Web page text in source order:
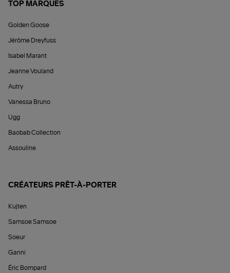
TOP MARQUES
Golden Goose
Jérôme Dreyfuss
Isabel Marant
Jeanne Vouland
Autry
Vanessa Bruno
Ugg
Baobab Collection
Assouline
CRÉATEURS PRÊT-À-PORTER
Kujten
Samsoe Samsoe
Soeur
Ganni
Éric Bompard